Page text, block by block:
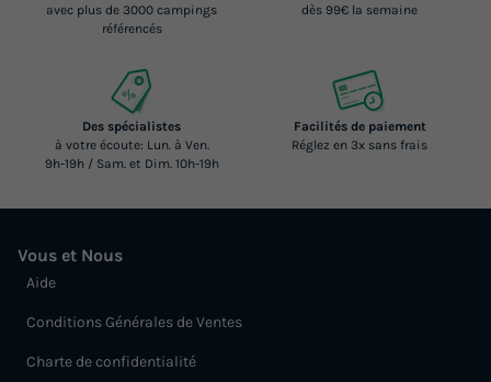
avec plus de 3000 campings
référencés
dès 99€ la semaine
Des spécialistes
à votre écoute: Lun. à Ven.
9h-19h / Sam. et Dim. 10h-19h
Facilités de paiement
Réglez en 3x sans frais
Vous et Nous
Aide
Conditions Générales de Ventes
Charte de confidentialité